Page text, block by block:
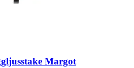
Margot